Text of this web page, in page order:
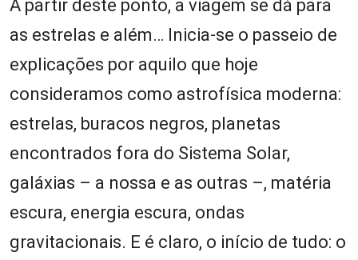
A partir deste ponto, a viagem se dá para
as estrelas e além… Inicia-se o passeio de
explicações por aquilo que hoje
consideramos como astrofísica moderna:
estrelas, buracos negros, planetas
encontrados fora do Sistema Solar,
galáxias – a nossa e as outras –, matéria
escura, energia escura, ondas
gravitacionais. E é claro, o início de tudo: o